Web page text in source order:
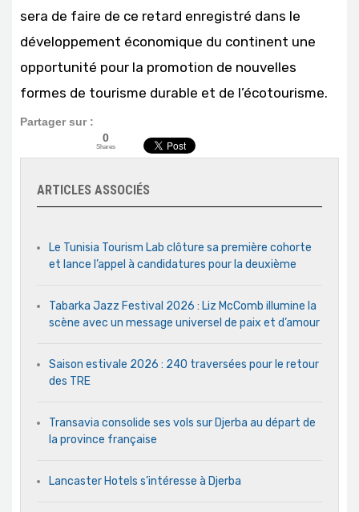
sera de faire de ce retard enregistré dans le
développement économique du continent une
opportunité pour la promotion de nouvelles
formes de tourisme durable et de l’écotourisme.
Partager sur :
0
Shares
ARTICLES ASSOCIÉS
Le Tunisia Tourism Lab clôture sa première cohorte
et lance l’appel à candidatures pour la deuxième
Tabarka Jazz Festival 2026 : Liz McComb illumine la
scène avec un message universel de paix et d’amour
Saison estivale 2026 : 240 traversées pour le retour
des TRE
Transavia consolide ses vols sur Djerba au départ de
la province française
Lancaster Hotels s’intéresse à Djerba